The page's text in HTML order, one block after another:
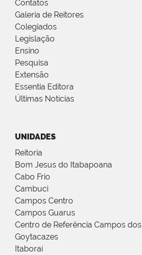
Contatos
Galeria de Reitores
Colegiados
Legislação
Ensino
Pesquisa
Extensão
Essentia Editora
Últimas Notícias
UNIDADES
Reitoria
Bom Jesus do Itabapoana
Cabo Frio
Cambuci
Campos Centro
Campos Guarus
Centro de Referência Campos dos
Goytacazes
Itaboraí